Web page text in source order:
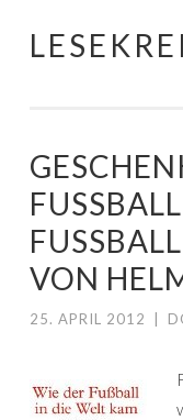
Springe
USSBALL
N HELME
25. APRIL 2012